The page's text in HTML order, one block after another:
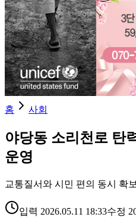
홈 사회
야당동 소리천로 탄
운영
교통질서와 시민 편의 동시 확보
입력 2026.05.11 18:33수정